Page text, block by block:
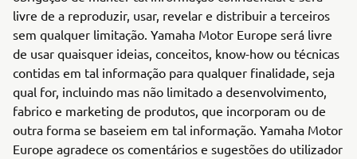
livre de a reproduzir, usar, revelar e distribuir a terceiros
sem qualquer limitação. Yamaha Motor Europe será livre
de usar quaisquer ideias, conceitos, know-how ou técnicas
contidas em tal informação para qualquer finalidade, seja
qual for, incluindo mas não limitado a desenvolvimento,
fabrico e marketing de produtos, que incorporam ou de
outra forma se baseiem em tal informação. Yamaha Motor
Europe agradece os comentários e sugestões do utilizador